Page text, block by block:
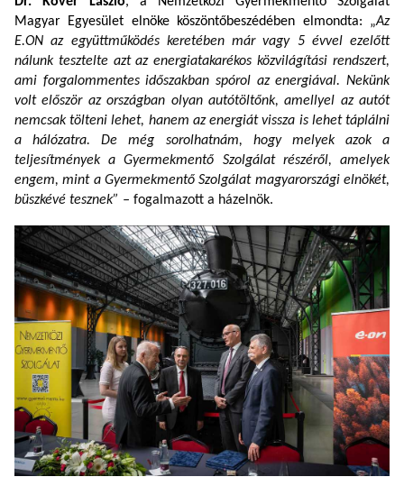
Magyar Egyesület elnöke köszöntőbeszédében elmondta: „Az
E.ON az együttműködés keretében már vagy 5 évvel ezelőtt
nálunk tesztelte azt az energiatakarékos közvilágítási rendszert,
ami forgalommentes időszakban spórol az energiával. Nekünk
volt először az országban olyan autótöltőnk, amellyel az autót
nemcsak tölteni lehet, hanem az energiát vissza is lehet táplálni
a hálózatra. De még sorolhatnám, hogy melyek azok a
teljesítmények a Gyermekmentő Szolgálat részéről, amelyek
engem, mint a Gyermekmentő Szolgálat magyarországi elnökét,
büszkévé tesznek” – fogalmazott a házelnök.